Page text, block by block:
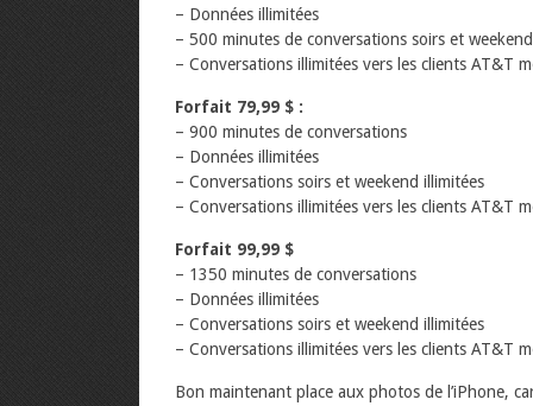
– Données illimitées
– 500 minutes de conversations soirs et weekend
– Conversations illimitées vers les clients AT&T
Forfait 79,99 $ :
– 900 minutes de conversations
– Données illimitées
– Conversations soirs et weekend illimitées
– Conversations illimitées vers les clients AT&T
Forfait 99,99 $
– 1350 minutes de conversations
– Données illimitées
– Conversations soirs et weekend illimitées
– Conversations illimitées vers les clients AT&T
Bon maintenant place aux photos de l’iPhone,